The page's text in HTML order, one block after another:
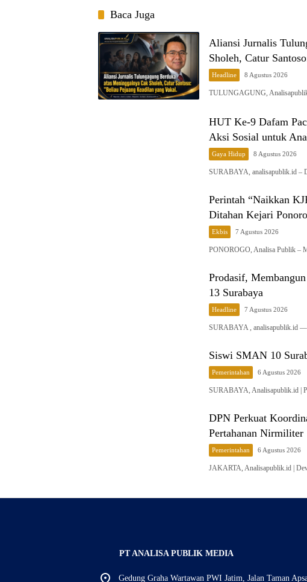
Baca Juga
Aliansi Jurnalis
Sholeh, Catur
Headline 8 Agustus 2026
​TULUNGAGUNG,
HUT Ke-9 Dafam
Aksi Sosial untuk
Gaya Hidup 8 Agustus 2026
SURABAYA, analisapublik.id –
Perintah “Naikkan
Ditahan Kejari
Ekbis 7 Agustus 2026
PONOROGO, Analisa Publik –
Prodasif,
13 Surabaya
Headline 7 Agustus 2026
SURABAYA , analisapublik.id —
Siswi SMAN 10
Pemerintahan 6 Agustus 2026
SURABAYA, Analisapublik.id |
DPN Perkuat
Pertahanan Nirmiliter
Pemerintahan 6 Agustus 2026
JAKARTA, Analisapublik.id |
PT ANALISA PUBLIK MEDIA
Gedung Graha Wartawan PWI Jatim, Jalan Taman